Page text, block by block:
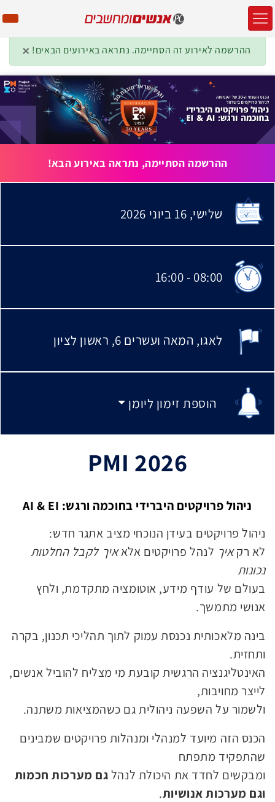
× ההרשמה לאירוע זה הסתיימה. נתראה באירועים הבאים!
ההרשמה הסתיימה, נתראה באירוע הבא!
האירוע יתקיים בתאריך
שלישי, 16 ביוני
שעת התחלת האירוע:
08:00
-
16:00
מקום האירוע:
לאגו המאה ועשרים 6, ראשון לציון
הוספת זימון ליומן
הוספת זימון ליומן
PMI 2026
ניהול פרויקטים היברידי בחוכמה ורגש: AI & EI
ניהול פרויקטים בעידן הנוכחי מציב אתגר חדש:
לא רקאיך לנהל פרויקטים אלאאיך לקבל החלטות
נכונות
בעולם של עודף מידע, אוטומציה מתקדמת, ולחץ
אנושי מתמשך.
בינה מלאכותית נכנסת עמוק לתוך תהליכי תכנון, בקרה
ותחזית.
האינטליגנציה הרגשית קובעת מי מצליח להוביל אנשים,
לייצר מחויבות,
ולשמור על השפעה ניהולית גם כשהמציאות משתנה.
הכנס הזה מיועד למנהלי ומנהלות פרויקטים שמבינים
שהתפקיד מתפתח
ומבקשים לחדד את היכולת לנהל גם מערכות חכמות
וגם מערכות אנושיות.